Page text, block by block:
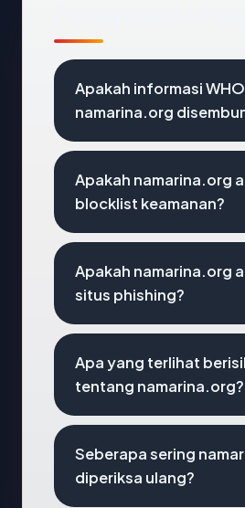
Apakah informasi
namarina.org
Apakah namarina.org
blocklist keamanan?
Apakah namarina.org
situs phishing?
Apa yang terlihat
tentang namarina.org?
Seberapa sering
diperiksa ulang?